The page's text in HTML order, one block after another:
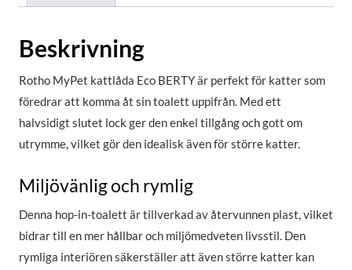
Beskrivning
Rotho MyPet kattlåda Eco BERTY är perfekt för katter som
föredrar att komma åt sin toalett uppifrån. Med ett
halvsidigt slutet lock ger den enkel tillgång och gott om
utrymme, vilket gör den idealisk även för större katter.
Miljövänlig och rymlig
Denna hop-in-toalett är tillverkad av återvunnen plast, vilket
bidrar till en mer hållbar och miljömedveten livsstil. Den
rymliga interiören säkerställer att även större katter kan